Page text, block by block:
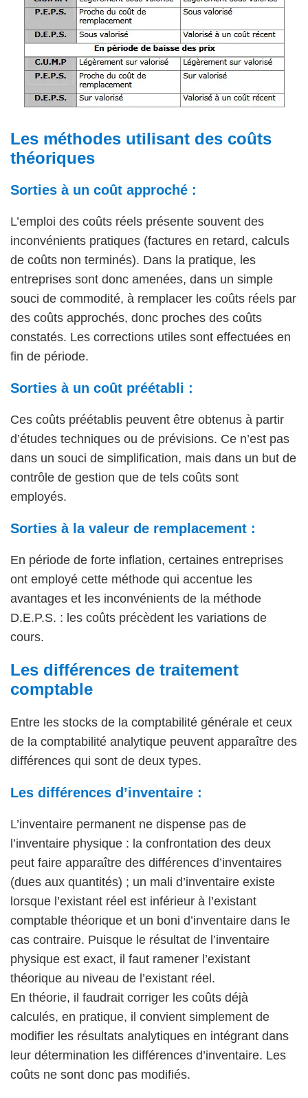
Les méthodes utilisant des coûts
théoriques
Sorties à un coût approché :
L’emploi des coûts réels présente souvent des
inconvénients pratiques (factures en retard, calculs
de coûts non terminés). Dans la pratique, les
entreprises sont donc amenées, dans un simple
souci de commodité, à remplacer les coûts réels par
des coûts approchés, donc proches des coûts
constatés. Les corrections utiles sont effectuées en
fin de période.
Sorties à un coût préétabli :
Ces coûts préétablis peuvent être obtenus à partir
d’études techniques ou de prévisions. Ce n’est pas
dans un souci de simplification, mais dans un but de
contrôle de gestion que de tels coûts sont
employés.
Sorties à la valeur de remplacement :
En période de forte inflation, certaines entreprises
ont employé cette méthode qui accentue les
avantages et les inconvénients de la méthode
D.E.P.S. : les coûts précèdent les variations de
cours.
Les différences de traitement
comptable
Entre les stocks de la comptabilité générale et ceux
de la comptabilité analytique peuvent apparaître des
différences qui sont de deux types.
Les différences d’inventaire :
L’inventaire permanent ne dispense pas de
l’inventaire physique : la confrontation des deux
peut faire apparaître des différences d’inventaires
(dues aux quantités) ; un mali d’inventaire existe
lorsque l’existant réel est inférieur à l’existant
comptable théorique et un boni d’inventaire dans le
cas contraire. Puisque le résultat de l’inventaire
physique est exact, il faut ramener l’existant
théorique au niveau de l’existant réel.
En théorie, il faudrait corriger les coûts déjà
calculés, en pratique, il convient simplement de
modifier les résultats analytiques en intégrant dans
leur détermination les différences d’inventaire. Les
coûts ne sont donc pas modifiés.